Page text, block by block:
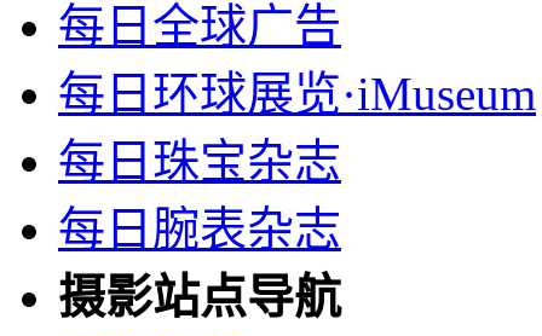
每日全球广告
每日环球展览·iMuseum
每日珠宝杂志
每日腕表杂志
摄影站点导航